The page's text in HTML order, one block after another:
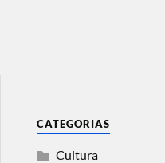
CATEGORIAS
Cultura